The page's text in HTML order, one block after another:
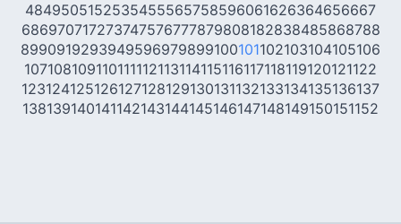
4849505152535455565758596061626364656667
686970717273747576777879808182838485868788
8990919293949596979899100101102103104105106
107108109110111112113114115116117118119120121122
123124125126127128129130131132133134135136137
138139140141142143144145146147148149150151152